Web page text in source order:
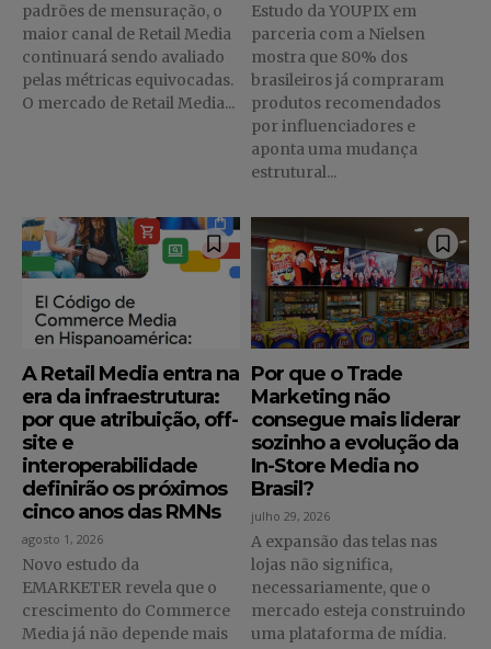
padrões de mensuração, o
maior canal de Retail Media
continuará sendo avaliado
pelas métricas equivocadas.
O mercado de Retail Media...
Estudo da YOUPIX em
parceria com a Nielsen
mostra que 80% dos
brasileiros já compraram
produtos recomendados
por influenciadores e
aponta uma mudança
estrutural...
A Retail Media entra na
era da infraestrutura:
por que atribuição, off-
site e
interoperabilidade
definirão os próximos
cinco anos das RMNs
agosto 1, 2026
Novo estudo da
EMARKETER revela que o
crescimento do Commerce
Media já não depende mais
Por que o Trade
Marketing não
consegue mais liderar
sozinho a evolução da
In-Store Media no
Brasil?
julho 29, 2026
A expansão das telas nas
lojas não significa,
necessariamente, que o
mercado esteja construindo
uma plataforma de mídia.